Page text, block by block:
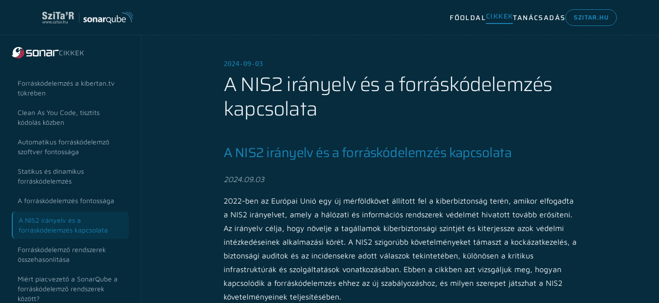
FŐOLDALCIKKEKTANÁCSADÁS SZITAR.HU
CIKKEK
Forráskódelemzés a kibertan.tv
tükrében
Clean As You Code, tisztíts
kódolás közben
Automatikus forráskódelemző
szoftver fontossága
Statikus és dinamikus
forráskódelemzés
A forráskódelemzés fontossága
A NIS2 irányelv és a
forráskódelemzés kapcsolata
Forráskódelemző rendszerek
összehasonlítása
Miért piacvezető a SonarQube a
forráskódelemző rendszerek
között?
2024-09-03
A NIS2 irányelv és a forráskódelemzés
kapcsolata
A NIS2 irányelv és a forráskódelemzés kapcsolata
2024.09.03
2022-ben az Európai Unió egy új mérföldkövet állított fel a kiberbiztonság terén, amikor elfogadta
a NIS2 irányelvet, amely a hálózati és információs rendszerek védelmét hivatott tovább erősíteni.
Az irányelv célja, hogy növelje a tagállamok kiberbiztonsági szintjét és kiterjessze azok védelmi
intézkedéseinek alkalmazási körét. A NIS2 szigorúbb követelményeket támaszt a kockázatkezelés, a
biztonsági auditok és az incidensekre adott válaszok tekintetében, különösen a kritikus
infrastruktúrák és szolgáltatások vonatkozásában. Ebben a cikkben azt vizsgáljuk meg, hogyan
kapcsolódik a forráskódelemzés ehhez az új szabályozáshoz, és milyen szerepet játszhat a NIS2
követelményeinek teljesítésében.